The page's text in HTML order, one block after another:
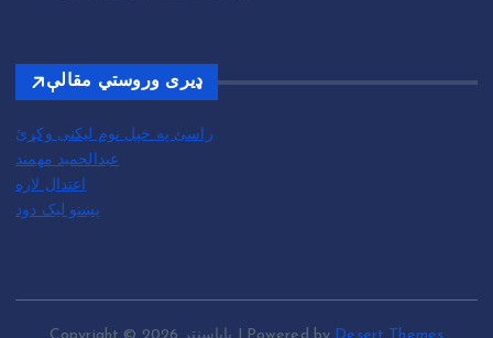
ډیری وروستي مقالې
راسئ په خپل نوم لیکنی وکړئ
عبدالحمید مهمند
اعتدال لاره
پښتو لیک دود